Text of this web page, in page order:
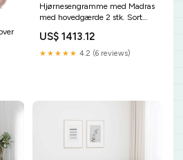
Hjørnesengramme med Madras
med hovedgærde 2 stk. Sort
US$ 1413.12
★★★★★ 4.2 (6 reviews)